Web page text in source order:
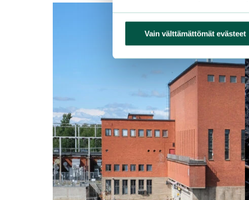
Vain välttämättömät evästeet